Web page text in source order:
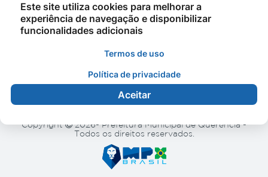
Finanças
Indústria, Comércio, Turismo, Ciência e
Tecnologia
Obras Públicas, Estradas e Rodagens
Saúde
Copyright
2026- Prefeitura Municipal de Querência -
Todos os direitos reservados.
Este site utiliza cookies para melhorar a
experiência de navegação e disponibilizar
funcionalidades adicionais
Termos de uso
Política de privacidade
Aceitar